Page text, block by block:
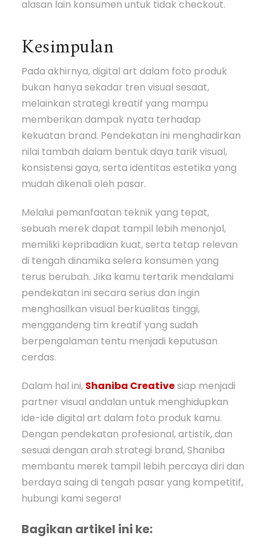
alasan lain konsumen untuk tidak checkout.
Kesimpulan
Pada akhirnya, digital art dalam foto produk
bukan hanya sekadar tren visual sesaat,
melainkan strategi kreatif yang mampu
memberikan dampak nyata terhadap
kekuatan brand. Pendekatan ini menghadirkan
nilai tambah dalam bentuk daya tarik visual,
konsistensi gaya, serta identitas estetika yang
mudah dikenali oleh pasar.
Melalui pemanfaatan teknik yang tepat,
sebuah merek dapat tampil lebih menonjol,
memiliki kepribadian kuat, serta tetap relevan
di tengah dinamika selera konsumen yang
terus berubah. Jika kamu tertarik mendalami
pendekatan ini secara serius dan ingin
menghasilkan visual berkualitas tinggi,
menggandeng tim kreatif yang sudah
berpengalaman tentu menjadi keputusan
cerdas.
Dalam hal ini, Shaniba Creativesiap menjadi
partner visual andalan untuk menghidupkan
ide-ide digital art dalam foto produk kamu.
Dengan pendekatan profesional, artistik, dan
sesuai dengan arah strategi brand, Shaniba
membantu merek tampil lebih percaya diri dan
berdaya saing di tengah pasar yang kompetitif,
hubungi kami segera!
Bagikan artikel ini ke: